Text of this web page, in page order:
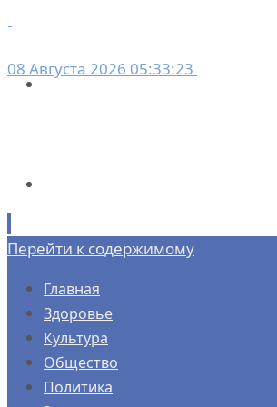
08 Августа 2026 05:33:23
Перейти к содержимому
Главная
Здоровье
Культура
Общество
Политика